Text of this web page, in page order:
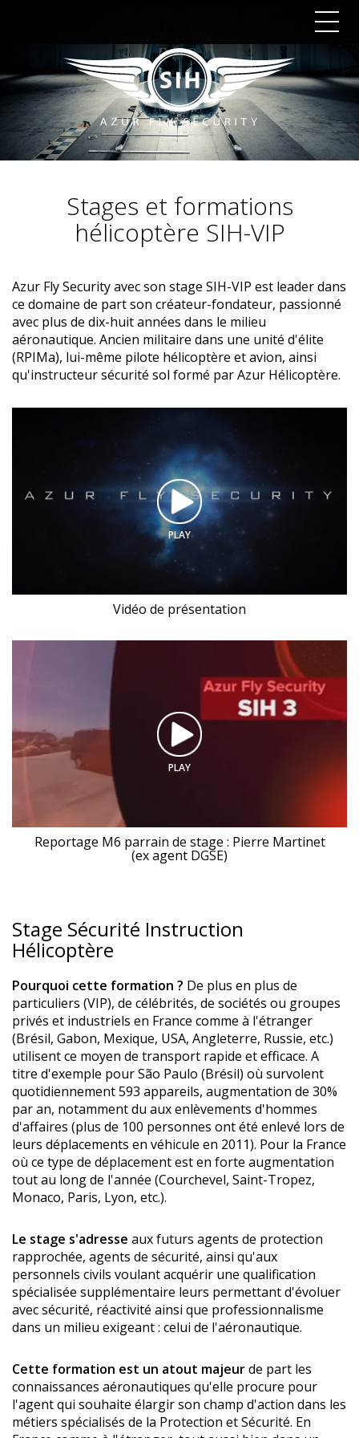
Stages et formations
hélicoptère SIH-VIP
Azur Fly Security avec son stage SIH-VIP est leader dans
ce domaine de part son créateur-fondateur, passionné
avec plus de dix-huit années dans le milieu
aéronautique. Ancien militaire dans une unité d'élite
(RPIMa), lui-même pilote hélicoptère et avion, ainsi
qu'instructeur sécurité sol formé par Azur Hélicoptère.
PLAY
Vidéo de présentation
PLAY
Reportage M6 parrain de stage : Pierre Martinet
(ex agent DGSE)
Stage Sécurité Instruction
Hélicoptère
Pourquoi cette formation ? De plus en plus de
particuliers (VIP), de célébrités, de sociétés ou groupes
privés et industriels en France comme à l'étranger
(Brésil, Gabon, Mexique, USA, Angleterre, Russie, etc.)
utilisent ce moyen de transport rapide et efficace. A
titre d'exemple pour São Paulo (Brésil) où survolent
quotidiennement 593 appareils, augmentation de 30%
par an, notamment du aux enlèvements d'hommes
d'affaires (plus de 100 personnes ont été enlevé lors de
leurs déplacements en véhicule en 2011). Pour la France
où ce type de déplacement est en forte augmentation
tout au long de l'année (Courchevel, Saint-Tropez,
Monaco, Paris, Lyon, etc.).
Le stage s'adresse aux futurs agents de protection
rapprochée, agents de sécurité, ainsi qu'aux
personnels civils voulant acquérir une qualification
spécialisée supplémentaire leurs permettant d'évoluer
avec sécurité, réactivité ainsi que professionnalisme
dans un milieu exigeant : celui de l'aéronautique.
Cette formation est un atout majeurde part les
connaissances aéronautiques qu'elle procure pour
l'agent qui souhaite élargir son champ d'action dans les
métiers spécialisés de la Protection et Sécurité. En